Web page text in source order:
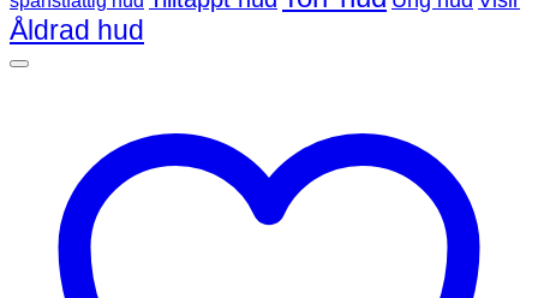
Åldrad hud